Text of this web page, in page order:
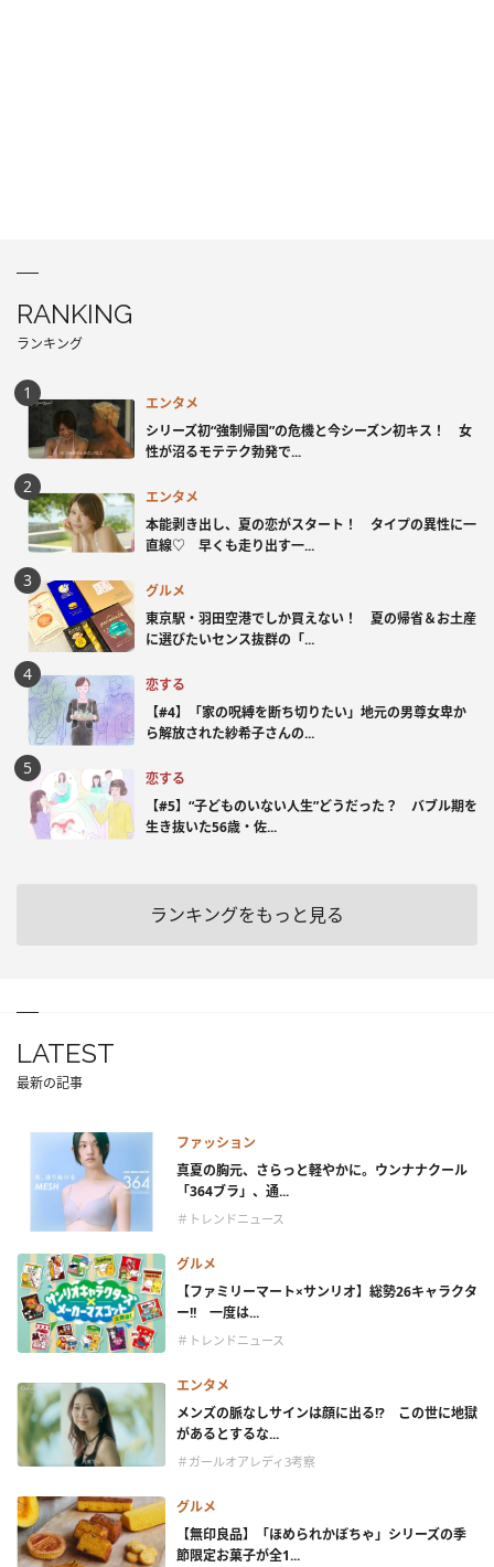
RANKING
ランキング
エンタメ
シリーズ初“強制帰国”の危機と今シーズン初キス！ 女
性が沼るモテテク勃発で...
エンタメ
本能剥き出し、夏の恋がスタート！ タイプの異性に一
直線♡ 早くも走り出す一...
グルメ
東京駅・羽田空港でしか買えない！ 夏の帰省＆お土産
に選びたいセンス抜群の「...
恋する
【#4】「家の呪縛を断ち切りたい」地元の男尊女卑か
ら解放された紗希子さんの...
恋する
【#5】“子どものいない人生”どうだった？ バブル期を
生き抜いた56歳・佐...
ランキングをもっと見る
LATEST
最新の記事
ファッション
真夏の胸元、さらっと軽やかに。ウンナナクール
「364ブラ」、通...
＃トレンドニュース
グルメ
【ファミリーマート×サンリオ】総勢26キャラクタ
ー!! 一度は...
＃トレンドニュース
エンタメ
メンズの脈なしサインは顔に出る!? この世に地獄
があるとするな...
＃ガールオアレディ3考察
グルメ
【無印良品】「ほめられかぼちゃ」シリーズの季
節限定お菓子が全1...